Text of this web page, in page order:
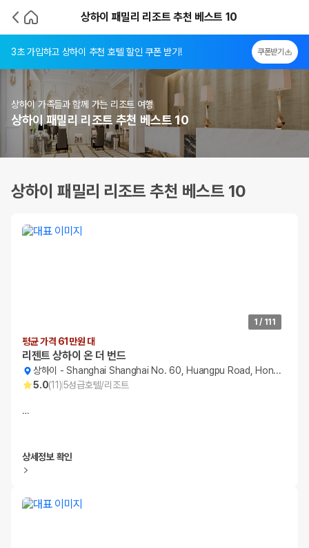
상하이 패밀리 리조트 추천 베스트 10
3초 가입하고 상하이 추천 호텔 할인 쿠폰 받기! 쿠폰받기
상하이 가족들과 함께 가는 리조트 여행
상하이 패밀리 리조트 추천 베스트 10
상하이 패밀리 리조트 추천 베스트 10
1 / 111
평균 가격 61만원 대
리젠트 상하이 온 더 번드
상하이 - Shanghai Shanghai No. 60, Huangpu Road, Hongkou District
5.0(11)5성급호텔/리조트
…
상세정보 확인